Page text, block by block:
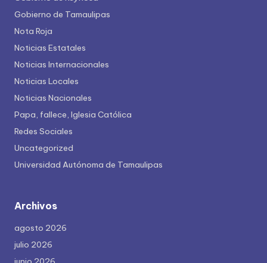
Gobierno de Tamaulipas
Nota Roja
Noticias Estatales
Noticias Internacionales
Noticias Locales
Noticias Nacionales
Papa, fallece, Iglesia Católica
Redes Sociales
Uncategorized
Universidad Autónoma de Tamaulipas
Archivos
agosto 2026
julio 2026